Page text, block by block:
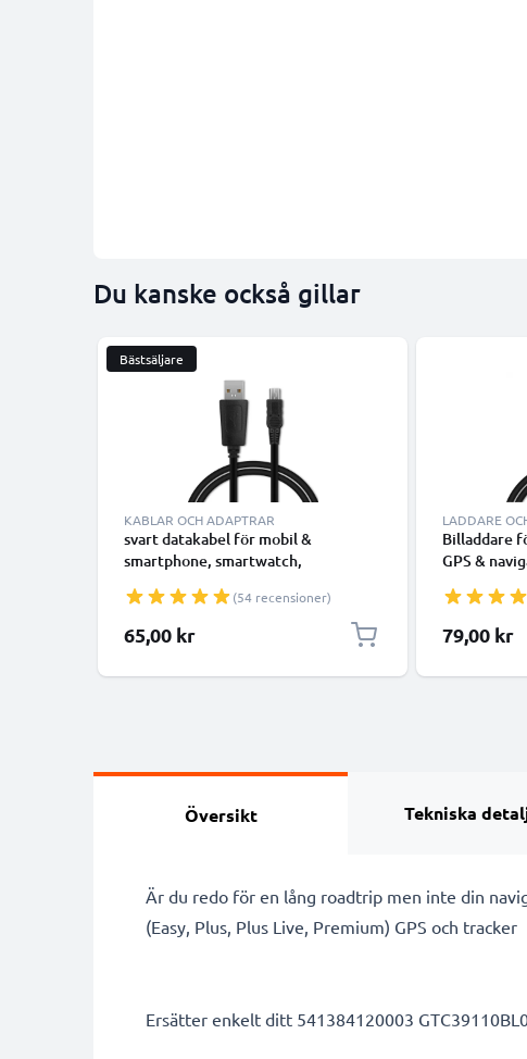
Du kanske också gillar
Bästsäljare
KABLAR OCH ADAPTRAR
svart datakabel för mobil &
smartphone, smartwatch,
hörlurar - 1m 1A för snabb
överföring - PVC USB-sladd
(54 recensioner)
65,00 kr
LADDARE
Billaddare
GPS &
kabel /
79,00 kr
Översikt Tekniska
Är du redo för en lång roadtrip men inte din
(Easy, Plus, Plus Live, Premium) GPS och tracker
Ersätter enkelt ditt 541384120003